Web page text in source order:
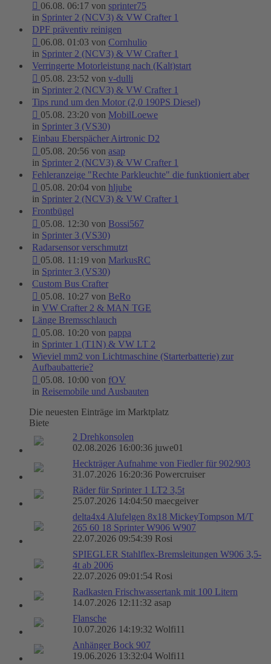
06.08. 06:17 von sprinter75
in Sprinter 2 (NCV3) & VW Crafter 1
DPF präventiv reinigen
06.08. 01:03 von Cornhulio
in Sprinter 2 (NCV3) & VW Crafter 1
Verringerte Motorleistung nach (Kalt)start
05.08. 23:52 von v-dulli
in Sprinter 2 (NCV3) & VW Crafter 1
Tips rund um den Motor (2,0 190PS Diesel)
05.08. 23:20 von MobilLoewe
in Sprinter 3 (VS30)
Einbau Eberspächer Airtronic D2
05.08. 20:56 von asap
in Sprinter 2 (NCV3) & VW Crafter 1
Fehleranzeige "Rechte Parkleuchte" die funktioniert aber
05.08. 20:04 von hljube
in Sprinter 2 (NCV3) & VW Crafter 1
Frontbügel
05.08. 12:30 von Bossi567
in Sprinter 3 (VS30)
Radarsensor verschmutzt
05.08. 11:19 von MarkusRC
in Sprinter 3 (VS30)
Custom Bus Crafter
05.08. 10:27 von BeRo
in VW Crafter 2 & MAN TGE
Länge Bremsschlauch
05.08. 10:20 von pappa
in Sprinter 1 (T1N) & VW LT 2
Wieviel mm2 von Lichtmaschine (Starterbatterie) zur
Aufbaubatterie?
05.08. 10:00 von fOV
in Reisemobile und Ausbauten
Die neuesten Einträge im Marktplatz
Biete
2 Drehkonsolen
02.08.2026 16:00:36 juwe01
Heckträger Aufnahme von Fiedler für 902/903
31.07.2026 16:20:36 Powercruiser
Räder für Sprinter 1 LT2 3,5t
25.07.2026 14:04:50 maecgeiver
delta4x4 Alufelgen 8x18 MickeyTompson M/T
265 60 18 Sprinter W906 W907
22.07.2026 09:54:39 Rosi
SPIEGLER Stahlflex-Bremsleitungen W906 3,5-
4t ab 2006
22.07.2026 09:01:54 Rosi
Radkasten Frischwassertank mit 100 Litern
14.07.2026 12:11:32 asap
Flansche
10.07.2026 14:19:32 Wolfi11
Anhänger Bock 907
19.06.2026 13:32:04 Wolfi11